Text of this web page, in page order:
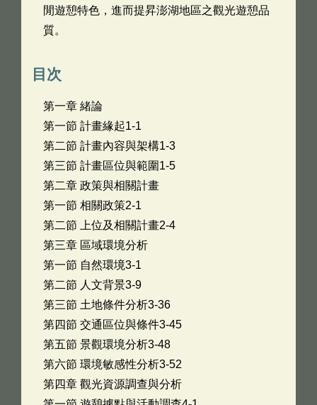
閒遊憩特色，進而提昇澎湖地區之觀光遊憩品
質。
目次
第一章 緒論
第一節 計畫緣起1-1
第二節 計畫內容與架構1-3
第三節 計畫區位與範圍1-5
第二章 政策與相關計畫
第一節 相關政策2-1
第二節 上位及相關計畫2-4
第三章 區域環境分析
第一節 自然環境3-1
第二節 人文背景3-9
第三節 土地條件分析3-36
第四節 交通區位與條件3-45
第五節 景觀環境分析3-48
第六節 環境敏感性分析3-52
第四章 觀光資源調查與分析